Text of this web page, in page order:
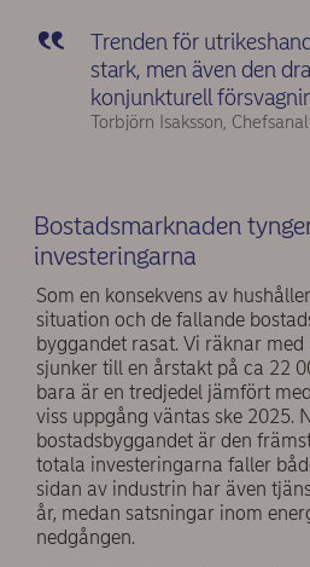
Trenden för
stark, men även den
konjunkturell
Torbjörn Isaksson,
Bostadsmarknaden
investeringarna
Som en konsekvens av
situation och de fallande
byggandet rasat. Vi räknar
sjunker till en årstakt på ca 22
bara är en tredjedel jämfört
viss uppgång väntas ske 2025.
bostadsbyggandet är den
totala investeringarna faller
sidan av industrin har även
år, medan satsningar inom
nedgången.